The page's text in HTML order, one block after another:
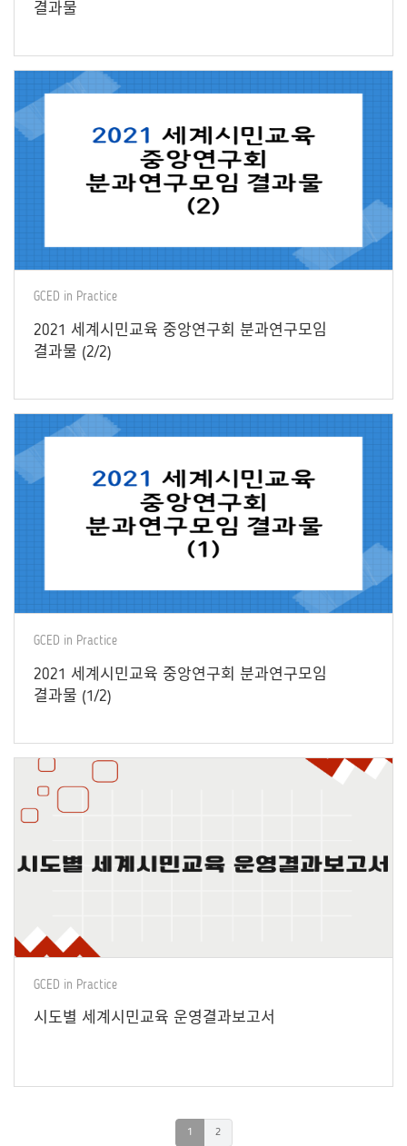
결과물
GCED in Practice
2021 세계시민교육 중앙연구회 분과연구모임
결과물 (2/2)
GCED in Practice
2021 세계시민교육 중앙연구회 분과연구모임
결과물 (1/2)
GCED in Practice
시도별 세계시민교육 운영결과보고서
1 2